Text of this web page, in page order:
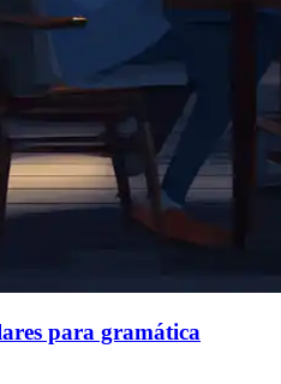
para gramática